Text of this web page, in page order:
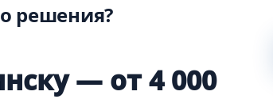
решения?
— от 4 000